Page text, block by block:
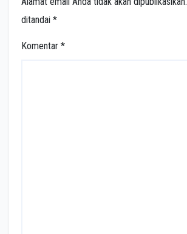
ditandai *
Komentar *